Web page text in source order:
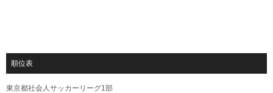
順位表
東京都社会人サッカーリーグ1部